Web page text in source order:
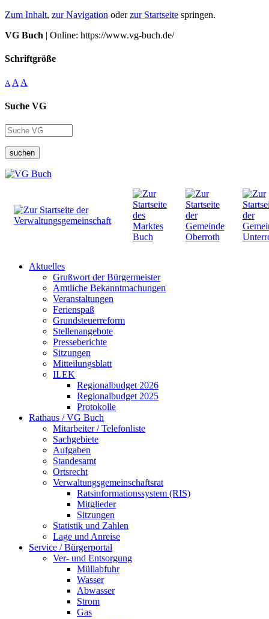
Zum Inhalt, zur Navigation oderzur Startseite springen.
VG Buch | Online: https://www.vg-buch.de/
Schriftgröße
A A A
Suche VG
suchen
Aktuelles
Grußwort der Bürgermeister
Amtliche Bekanntmachungen
Veranstaltungen
Ferienspaß
Grundsteuerreform
Stellenangebote
Presseberichte
Sitzungen
Mitteilungsblatt
ILEK
Regionalbudget 2026
Regionalbudget 2025
Protokolle
Rathaus / VG Buch
Mitarbeiter / Telefonliste
Sachgebiete
Aufgaben
Standesamt
Ortsrecht
Verwaltungsgemeinschaftsrat
Ratsinformationssystem (RIS)
Mitglieder
Sitzungen
Statistik und Zahlen
Lage und Anreise
Service / Bürgerportal
Ver- und Entsorgung
Müllabfuhr
Wasser
Abwasser
Strom
Gas